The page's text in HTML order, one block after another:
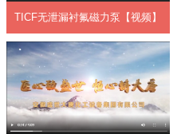
TICF无泄漏衬氟磁力泵【视频】